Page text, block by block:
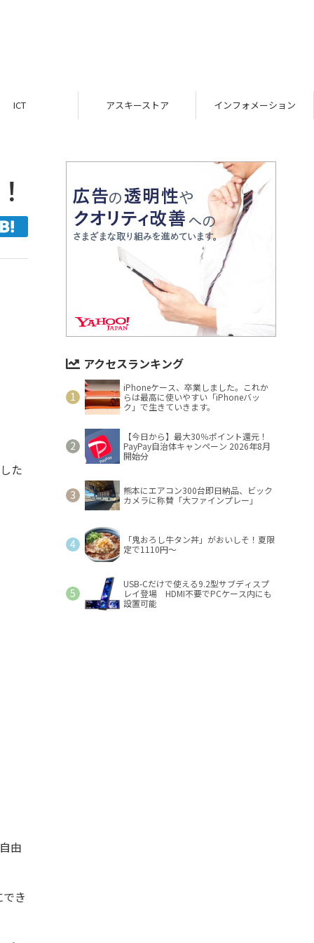
ICT アスキーストア インフォメーション
た
由
き
アクセスランキング
iPhoneケース、卒業しました。これか
らは最高に使いやすい「iPhoneバッ
ク」で生きていきます。
【今日から】最大30％ポイント還元！
PayPay自治体キャンペーン 2026年8月
開始分
熊本にエアコン300台即日納品、ビック
カメラに称賛「大ファインプレー」
「鬼おろし牛タン丼」がおいしそ！夏限
定で1110円～
USB-Cだけで使える9.2型サブディスプ
レイ登場 HDMI不要でPCケース内にも
設置可能